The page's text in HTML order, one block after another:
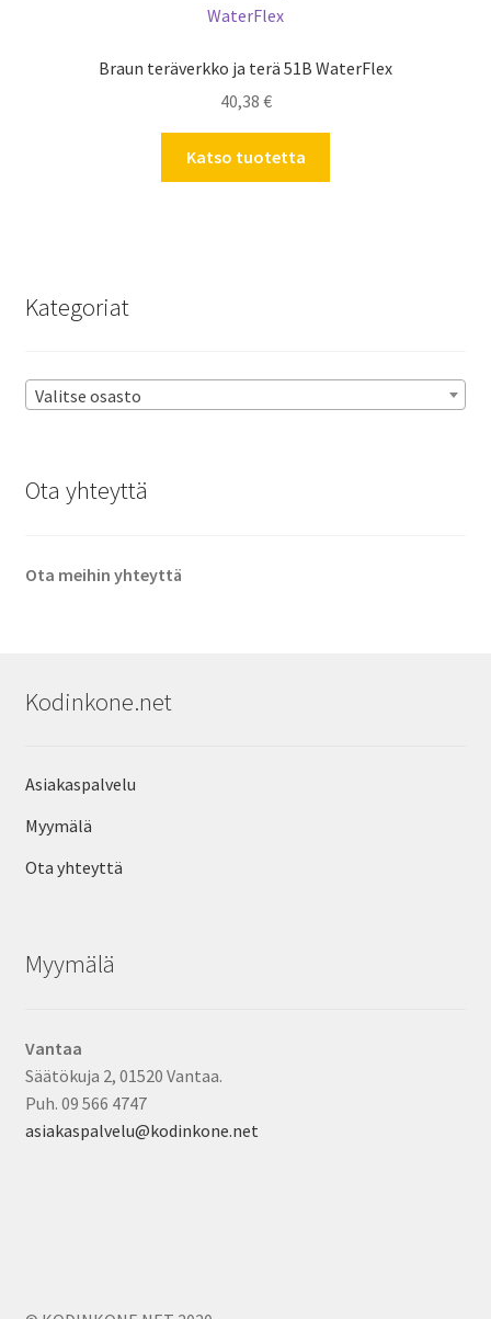
Braun teräverkko ja terä 51B WaterFlex
40,38 €
Katso tuotetta
Kategoriat
Valitse osasto
Ota yhteyttä
Ota meihin yhteyttä
Kodinkone.net
Asiakaspalvelu
Myymälä
Ota yhteyttä
Myymälä
Vantaa
Säätökuja 2, 01520 Vantaa.
Puh. 09 566 4747
asiakaspalvelu@kodinkone.net